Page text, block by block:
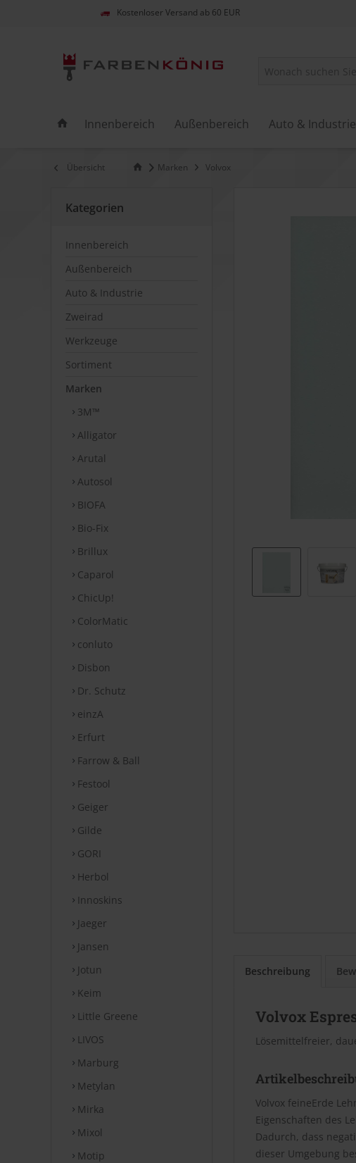
Kostenloser Versand ab 60 EUR
Innenbereich Außenbereich Auto & Industrie
Übersicht Marken Volvox
Kategorien
Innenbereich
Außenbereich
Auto & Industrie
Zweirad
Werkzeuge
Sortiment
Marken
3M™
Alligator
Arutal
Autosol
BIOFA
Bio-Fix
Brillux
Caparol
ChicUp!
ColorMatic
conluto
Disbon
Dr. Schutz
einzA
Erfurt
Farrow & Ball
Festool
Geiger
Gilde
GORI
Herbol
Innoskins
Jaeger
Jansen
Jotun
Keim
Little Greene
LIVOS
Marburg
Metylan
Mirka
Mixol
Motip
Beschreibung
Volvox
Lösemittelfreier,
Volvox feineErde
Eigenschaften des
Dadurch, dass
dieser Umgebung